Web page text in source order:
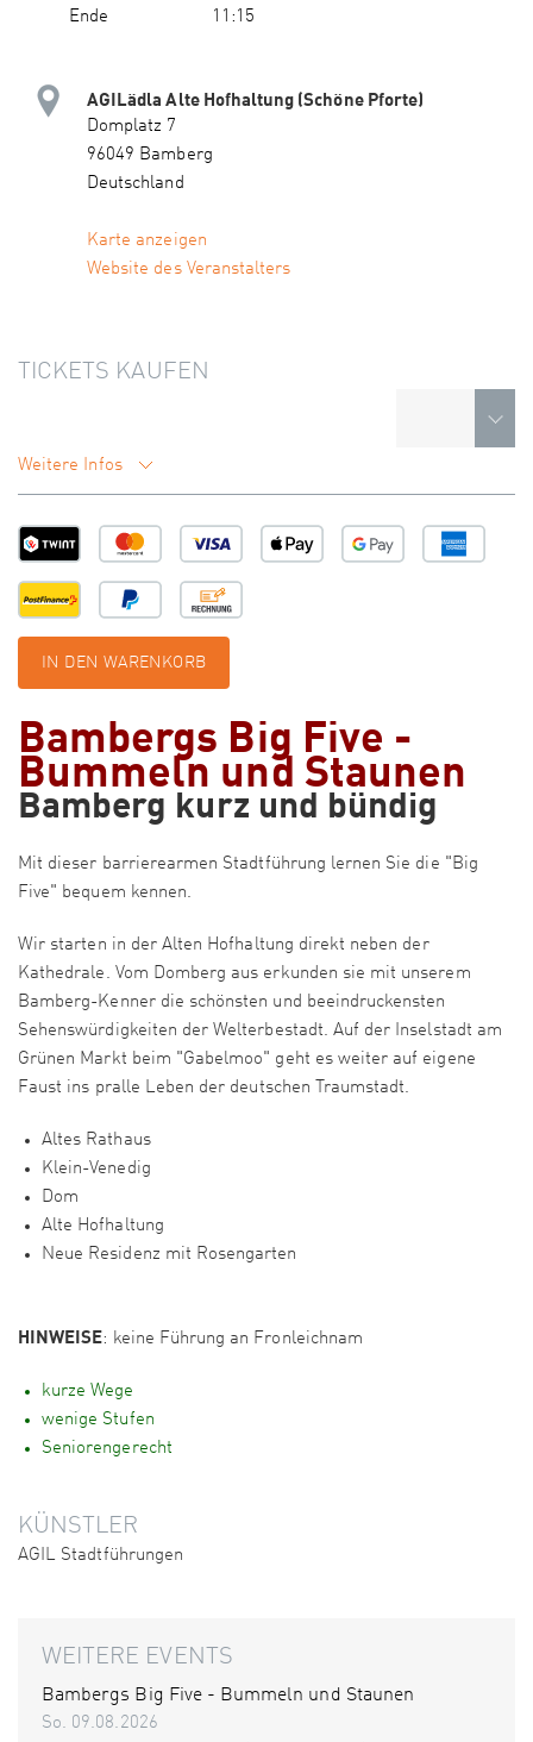
Ende
11:15
AGILädla Alte Hofhaltung (Schöne Pforte)
Domplatz 7
96049 Bamberg
Deutschland
Karte anzeigen
Website des Veranstalters
TICKETS KAUFEN
Weitere Infos
IN DEN WARENKORB
Bambergs Big Five -
Bummeln und Staunen
Bamberg kurz und bündig
Mit dieser barrierearmen Stadtführung lernen Sie die "Big
Five" bequem kennen.
Wir starten in der Alten Hofhaltung direkt neben der
Kathedrale. Vom Domberg aus erkunden sie mit unserem
Bamberg-Kenner die schönsten und beeindruckensten
Sehenswürdigkeiten der Welterbestadt. Auf der Inselstadt am
Grünen Markt beim "Gabelmoo" geht es weiter auf eigene
Faust ins pralle Leben der deutschen Traumstadt.
Altes Rathaus
Klein-Venedig
Dom
Alte Hofhaltung
Neue Residenz mit Rosengarten
HINWEISE: keine Führung an Fronleichnam
kurze Wege
wenige Stufen
Seniorengerecht
KÜNSTLER
AGIL Stadtführungen
WEITERE EVENTS
Bambergs Big Five - Bummeln und Staunen
So. 09.08.2026